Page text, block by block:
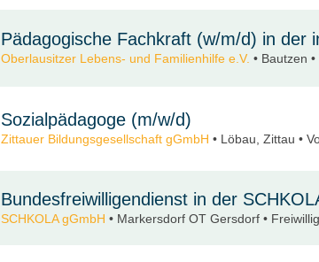
Pädagogische Fachkraft (w/m/d) in der
Oberlausitzer Lebens- und Familienhilfe e.V. • Bautzen
Sozialpädagoge (m/w/d)
Zittauer Bildungsgesellschaft gGmbH • Löbau, Zittau •
Bundesfreiwilligendienst in der
SCHKOLA gGmbH • Markersdorf OT Gersdorf •